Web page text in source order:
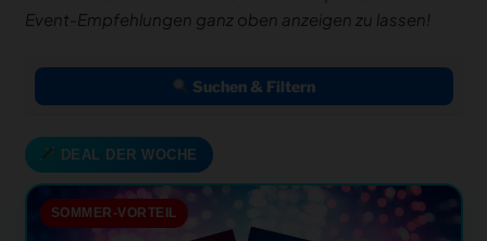
Event-Empfehlungen ganz oben anzeigen zu lassen!
Suchen & Filtern
DEAL DER WOCHE
SOMMER-VORTEIL